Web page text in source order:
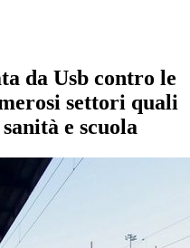
da Usb contro le
settori quali
e scuola